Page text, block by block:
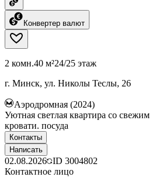
Конвертер валют
2 комн.40 м²24/25 этаж
г. Минск, ул. Николы Теслы, 26
Аэродромная (2024)
Уютная светлая квартира со
кровати. посуда
Контакты
Написать
02.08.2026 ID 3004802
Контактное лицо